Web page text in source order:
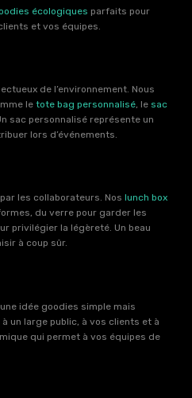
écologiques parfaits pour
et vos équipes.
de l’environnement. Nous
le tote bag personnalisé, le sac
sac personnalisé représente un
lors d’événements.
les collaborateurs. Nos lunch box
du verre pour garder les
privilégier la légèreté. Un beau
à coup sûr.
idée goodies simple mais
un large public, à vos clients et à
qui permet à vos équipes de